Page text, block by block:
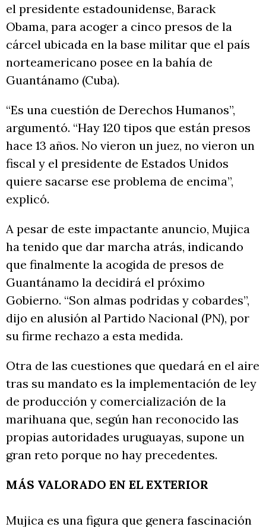
el presidente estadounidense, Barack
Obama, para acoger a cinco presos de la
cárcel ubicada en la base militar que el país
norteamericano posee en la bahía de
Guantánamo (Cuba).
“Es una cuestión de Derechos Humanos”,
argumentó. “Hay 120 tipos que están presos
hace 13 años. No vieron un juez, no vieron un
fiscal y el presidente de Estados Unidos
quiere sacarse ese problema de encima”,
explicó.
A pesar de este impactante anuncio, Mujica
ha tenido que dar marcha atrás, indicando
que finalmente la acogida de presos de
Guantánamo la decidirá el próximo
Gobierno. “Son almas podridas y cobardes”,
dijo en alusión al Partido Nacional (PN), por
su firme rechazo a esta medida.
Otra de las cuestiones que quedará en el aire
tras su mandato es la implementación de ley
de producción y comercialización de la
marihuana que, según han reconocido las
propias autoridades uruguayas, supone un
gran reto porque no hay precedentes.
MÁS VALORADO EN EL EXTERIOR
Mujica es una figura que genera fascinación